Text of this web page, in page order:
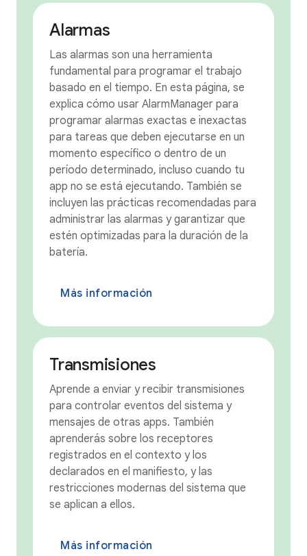
Alarmas
Las alarmas son una herramienta
fundamental para programar el trabajo
basado en el tiempo. En esta página, se
explica cómo usar AlarmManager para
programar alarmas exactas e inexactas
para tareas que deben ejecutarse en un
momento específico o dentro de un
período determinado, incluso cuando tu
app no se está ejecutando. También se
incluyen las prácticas recomendadas para
administrar las alarmas y garantizar que
estén optimizadas para la duración de la
batería.
Más información
Transmisiones
Aprende a enviar y recibir transmisiones
para controlar eventos del sistema y
mensajes de otras apps. También
aprenderás sobre los receptores
registrados en el contexto y los
declarados en el manifiesto, y las
restricciones modernas del sistema que
se aplican a ellos.
Más información